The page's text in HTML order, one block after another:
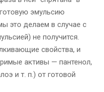
эмульсию
это делаем в случае с
не получится.
свойства, и
активы — пантенол,
и т. п.) от готовой